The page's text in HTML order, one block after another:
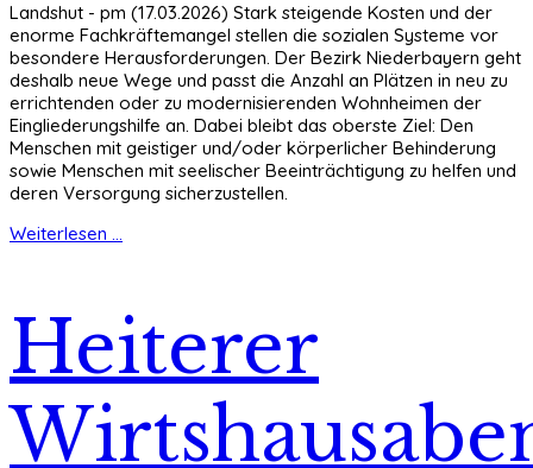
Landshut - pm (17.03.2026) Stark steigende Kosten und der
enorme Fachkräftemangel stellen die sozialen Systeme vor
besondere Herausforderungen. Der Bezirk Niederbayern geht
deshalb neue Wege und passt die Anzahl an Plätzen in neu zu
errichtenden oder zu modernisierenden Wohnheimen der
Eingliederungshilfe an. Dabei bleibt das oberste Ziel: Den
Menschen mit geistiger und/oder körperlicher Behinderung
sowie Menschen mit seelischer Beeinträchtigung zu helfen und
deren Versorgung sicherzustellen.
Weiterlesen ...
Heiterer